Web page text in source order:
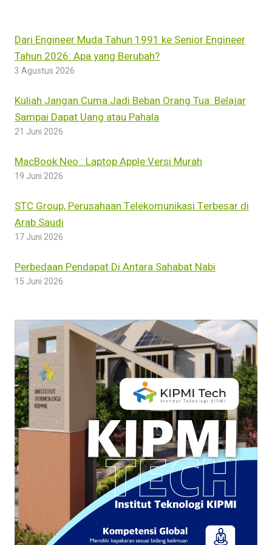
Dari Engineer Muda Tahun 1991 ke Senior Engineer
Tahun 2026: Apa yang Berubah?
3 Agustus 2026
Kuliah Jangan Cuma Jadi Beban Orang Tua: Belajar
Sampai Dapat Uang atau Pahala
21 Juni 2026
MacBook Neo : Laptop Apple Versi Murah
19 Juni 2026
STC Group, Perusahaan Telekomunikasi Terbesar di
Arab Saudi
17 Juni 2026
Perbedaan Pendapat Di Antara Sahabat Nabi
15 Juni 2026